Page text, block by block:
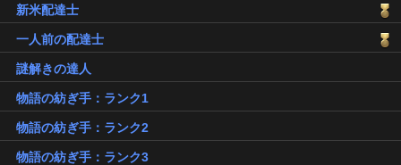
新米配達士
一人前の配達士
謎解きの達人
物語の紡ぎ手：ランク1
物語の紡ぎ手：ランク2
物語の紡ぎ手：ランク3